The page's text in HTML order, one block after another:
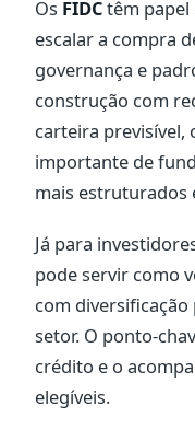
Os FIDCtêm
escalar a compra
governança e
construção com
carteira previsível,
importante de
mais estruturados
Já para
pode servir como
com
setor. O ponto-
crédito e o
elegíveis.